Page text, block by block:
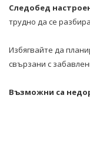
Следобед
трудно да се
Избягвайте да
свързани с
Възможни са